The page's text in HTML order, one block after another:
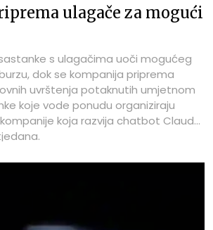
ulagače za mogući
s ulagačima uoči mogućeg
dok se kompanija priprema
uvrštenja potaknutih umjetnom
koje vode ponudu organiziraju
koja razvija chatbot Claude